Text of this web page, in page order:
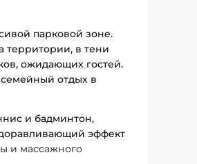
парковой зоне.
территории, в тени
ожидающих гостей.
отдых в
и бадминтон,
эффект
и массажного